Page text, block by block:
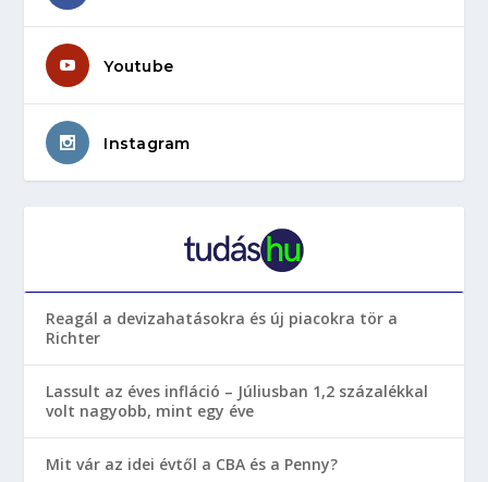
Youtube
Instagram
Reagál a devizahatásokra és új piacokra tör a
Richter
Lassult az éves infláció – Júliusban 1,2 százalékkal
volt nagyobb, mint egy éve
Mit vár az idei évtől a CBA és a Penny?